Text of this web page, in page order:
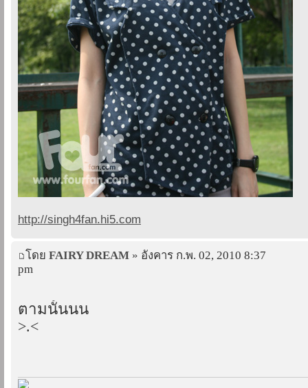
http://singh4fan.hi5.com
โดย FAIRY DREAM » อังคาร ก.พ. 02, 2010 8:37
pm
ตามนั้นนน
>.<